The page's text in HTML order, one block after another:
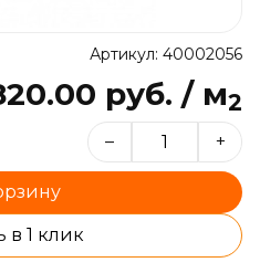
Артикул: 40002056
руб. / м2
– +
в 1 клик